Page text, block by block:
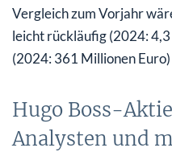
Vergleich zum Vorjahr
leicht rückläufig (2024:
(2024: 361 Millionen
Hugo Boss-
Analysten und